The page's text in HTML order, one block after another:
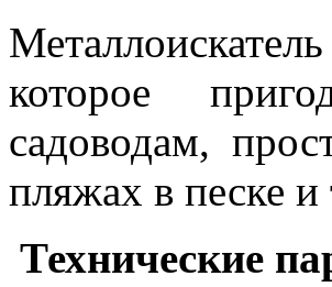
которое
садоводам,
пляжах в песке и
Технические